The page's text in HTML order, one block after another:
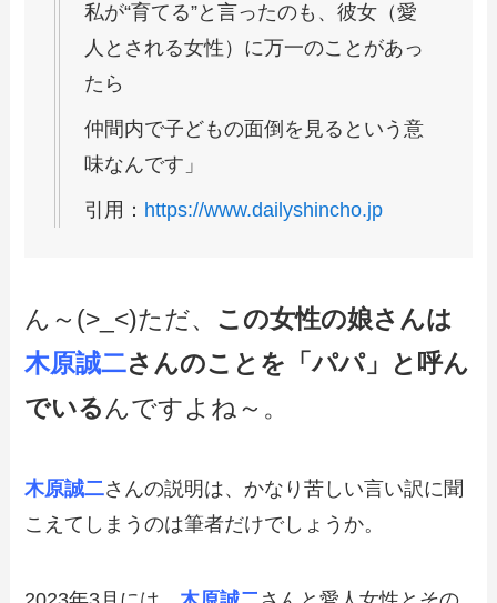
私が“育てる”と言ったのも、彼女（愛
人とされる女性）に万一のことがあっ
たら
仲間内で子どもの面倒を見るという意
味なんです」
引用： https://www.dailyshincho.jp
ん～(>_<)ただ、 この女性の娘さんは
木原誠二さんのことを「パパ」と呼ん
でいる んですよね～。
木原誠二さんの説明は、かなり苦しい言い訳に聞
こえてしまうのは筆者だけでしょうか。